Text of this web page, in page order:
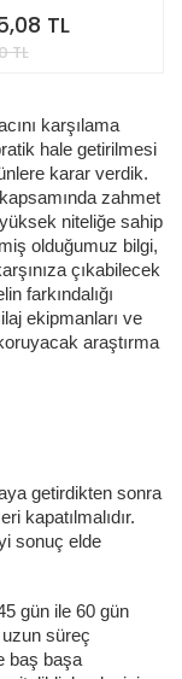
TL
TL
karşılama
hale getirilmesi
karar verdik.
zahmet
niteliğe sahip
olduğumuz bilgi,
çıkabilecek
farkındalığı
ekipmanları ve
araştırma
getirdikten sonra
kapatılmalıdır.
sonuç elde
gün ile 60 gün
süreç
baş başa